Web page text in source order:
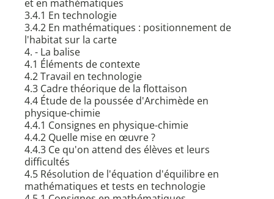
et en mathématiques
3.4.1 En technologie
3.4.2 En mathématiques : positionnement de
l'habitat sur la carte
4. - La balise
4.1 Éléments de contexte
4.2 Travail en technologie
4.3 Cadre théorique de la flottaison
4.4 Étude de la poussée d'Archimède en
physique-chimie
4.4.1 Consignes en physique-chimie
4.4.2 Quelle mise en œuvre ?
4.4.3 Ce qu'on attend des élèves et leurs
difficultés
4.5 Résolution de l'équation d'équilibre en
mathématiques et tests en technologie